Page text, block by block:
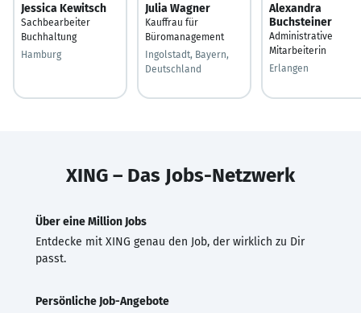
Jessica Kewitsch
Sachbearbeiter
Buchhaltung
Hamburg
Julia Wagner
Kauffrau für
Büromanagement
Ingolstadt, Bayern,
Deutschland
Alexandra
Buchsteiner
Administrative
Mitarbeiterin
Erlangen
XING – Das Jobs-Netzwerk
Über eine Million Jobs
Entdecke mit XING genau den Job, der wirklich zu Dir
passt.
Persönliche Job-Angebote